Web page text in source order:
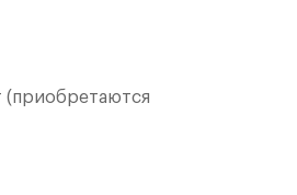
(приобретаются